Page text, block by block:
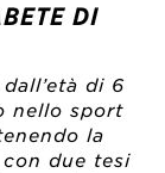
DI
di 6
nello sport
la
due tesi